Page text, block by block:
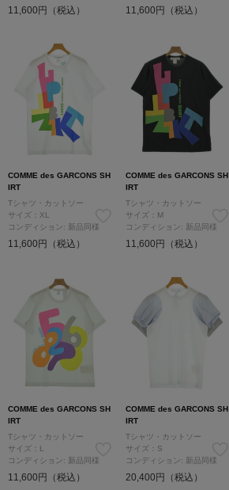
11,600円（税込） 11,600円（税込）
COMME des GARCONS SH
IRT
Tシャツ・カットソー
サイズ：XL
コンディション: 新品同様
11,600円（税込）
COMME des GARCONS SH
IRT
Tシャツ・カットソー
サイズ：M
コンディション: 新品同様
11,600円（税込）
COMME des GARCONS SH
IRT
Tシャツ・カットソー
サイズ：L
コンディション: 新品同様
11,600円（税込）
COMME des GARCONS SH
IRT
Tシャツ・カットソー
サイズ：S
コンディション: 新品同様
20,400円（税込）